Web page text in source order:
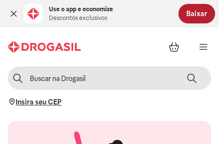
Use o app e economize
Descontos exclusivos
Baixar
Insira seu CEP